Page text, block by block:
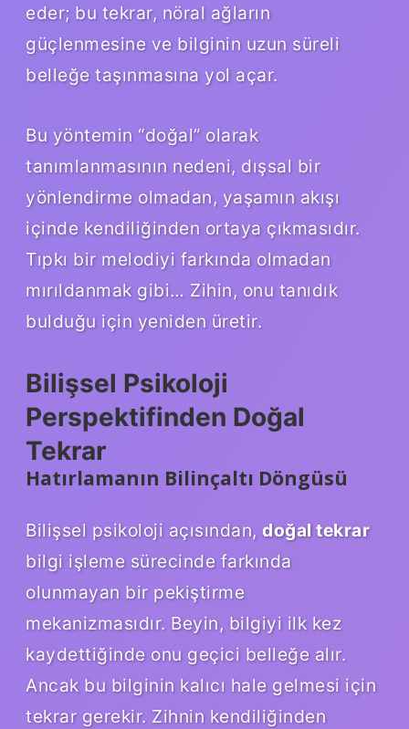
eder; bu tekrar, nöral ağların
güçlenmesine ve bilginin uzun süreli
belleğe taşınmasına yol açar.
Bu yöntemin “doğal” olarak
tanımlanmasının nedeni, dışsal bir
yönlendirme olmadan, yaşamın akışı
içinde kendiliğinden ortaya çıkmasıdır.
Tıpkı bir melodiyi farkında olmadan
mırıldanmak gibi… Zihin, onu tanıdık
bulduğu için yeniden üretir.
Bilişsel Psikoloji
Perspektifinden Doğal
Tekrar
Hatırlamanın Bilinçaltı Döngüsü
Bilişsel psikoloji açısından, doğal tekrar
bilgi işleme sürecinde farkında
olunmayan bir pekiştirme
mekanizmasıdır. Beyin, bilgiyi ilk kez
kaydettiğinde onu geçici belleğe alır.
Ancak bu bilginin kalıcı hale gelmesi için
tekrar gerekir. Zihnin kendiliğinden